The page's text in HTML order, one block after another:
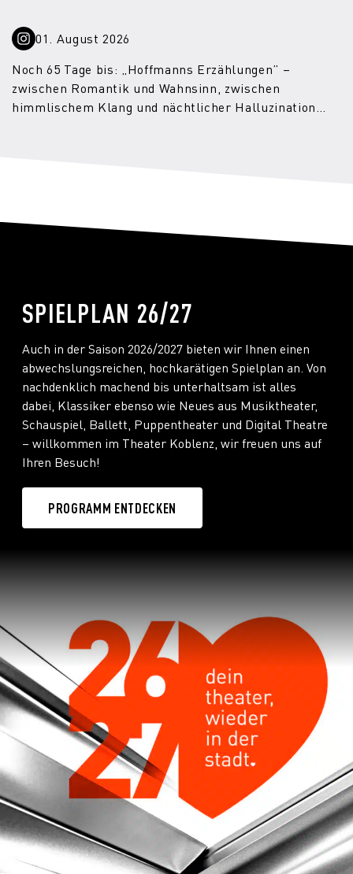
01. August 2026
Noch 65 Tage bis: „Hoffmanns Erzählungen” –
zwischen Romantik und Wahnsinn, zwischen
himmlischem Klang und nächtlicher Halluzination
#oper #etahoffmann #offenbach
#hoffmannserzählungen
SPIELPLAN 26/27
Auch in der Saison 2026/2027 bieten wir Ihnen einen
abwechslungsreichen, hochkarätigen Spielplan an. Von
nachdenklich machend bis unterhaltsam ist alles
dabei, Klassiker ebenso wie Neues aus Musiktheater,
Schauspiel, Ballett, Puppentheater und Digital Theatre
– willkommen im Theater Koblenz, wir freuen uns auf
Ihren Besuch!
PROGRAMM ENTDECKEN